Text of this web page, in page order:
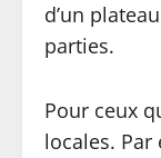
d’un
parties.
Pour ceux
locales.